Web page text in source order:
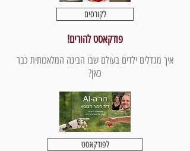
לקורסים
פודקאסט להורים!
איך מגדלים ילדים בעולם שבו הבינה המלאכותית כבר
כאן?
לפודקאסט